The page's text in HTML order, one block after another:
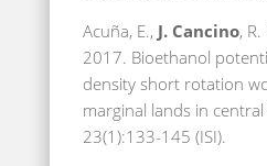
Acuña, E., J. Cancino,
2017. Bioethanol
density short rotation
marginal lands in central
23(1):133-145 (ISI).